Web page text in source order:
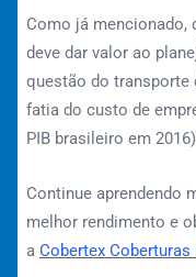
Como já mencionado,
deve dar valor ao
questão do transporte
fatia do custo de
PIB brasileiro em
Continue aprendendo
melhor rendimento e
a Cobertex